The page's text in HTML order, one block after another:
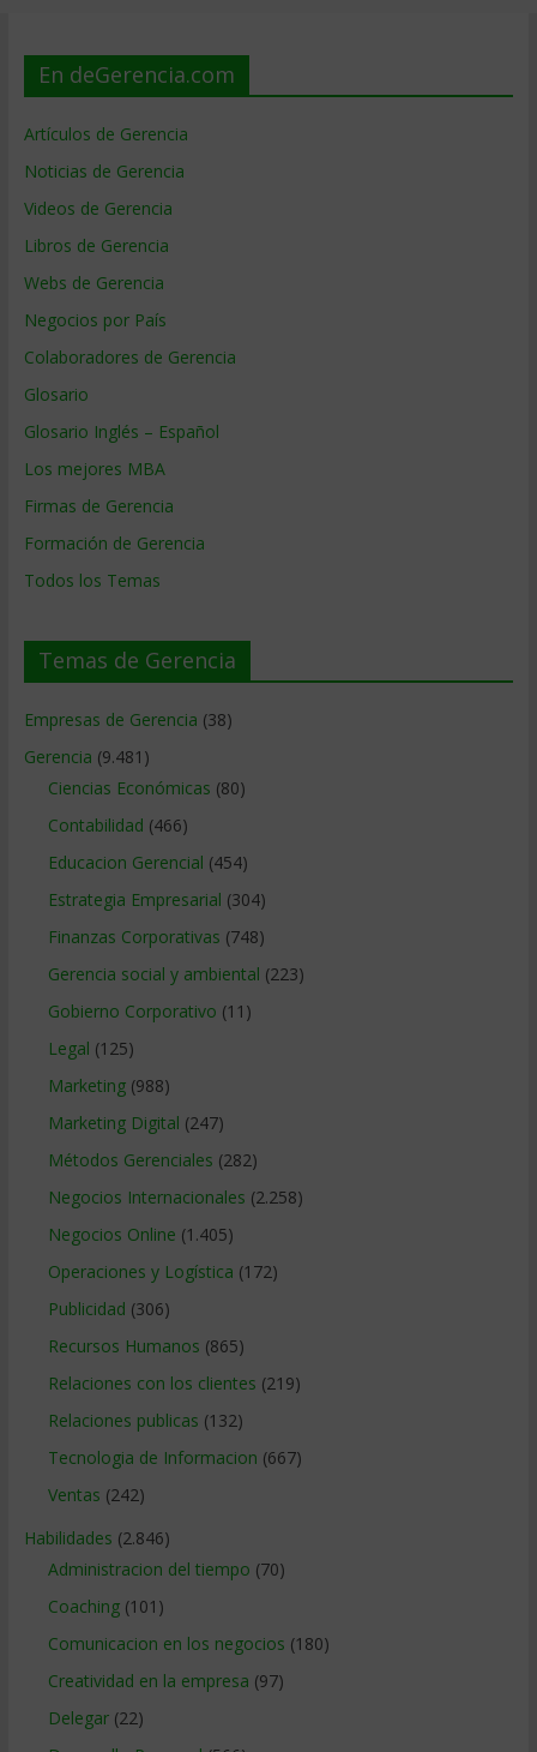
En deGerencia.com
Artículos de Gerencia
Noticias de Gerencia
Videos de Gerencia
Libros de Gerencia
Webs de Gerencia
Negocios por País
Colaboradores de Gerencia
Glosario
Glosario Inglés – Español
Los mejores MBA
Firmas de Gerencia
Formación de Gerencia
Todos los Temas
Temas de Gerencia
Empresas de Gerencia (38)
Gerencia (9.481)
Ciencias Económicas (80)
Contabilidad (466)
Educacion Gerencial (454)
Estrategia Empresarial (304)
Finanzas Corporativas (748)
Gerencia social y ambiental (223)
Gobierno Corporativo (11)
Legal (125)
Marketing(988)
Marketing Digital (247)
Métodos Gerenciales (282)
Negocios Internacionales (2.258)
Negocios Online (1.405)
Operaciones y Logística (172)
Publicidad (306)
Recursos Humanos (865)
Relaciones con los clientes (219)
Relaciones publicas (132)
Tecnologia de Informacion (667)
Ventas (242)
Habilidades (2.846)
Administracion del tiempo (70)
Coaching(101)
Comunicacion en los negocios (180)
Creatividad en la empresa (97)
Delegar(22)